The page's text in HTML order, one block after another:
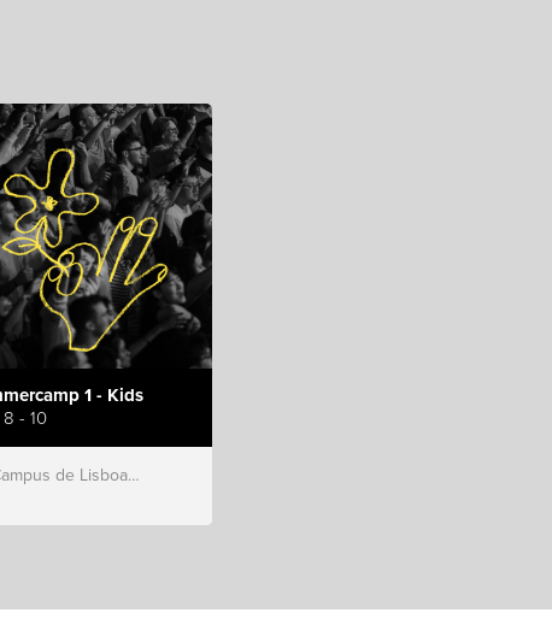
1 - Kids
- 10
de Lisboa, Hillsong Portugal